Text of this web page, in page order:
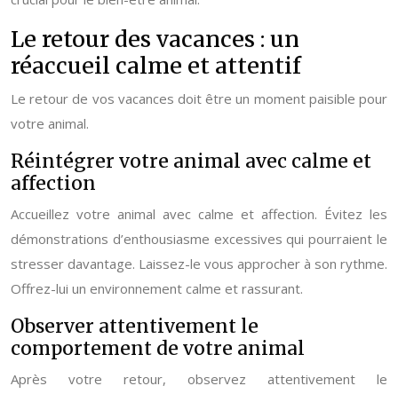
Le retour des vacances : un
réaccueil calme et attentif
Le retour de vos vacances doit être un moment paisible pour
votre animal.
Réintégrer votre animal avec calme et
affection
Accueillez votre animal avec calme et affection. Évitez les
démonstrations d’enthousiasme excessives qui pourraient le
stresser davantage. Laissez-le vous approcher à son rythme.
Offrez-lui un environnement calme et rassurant.
Observer attentivement le
comportement de votre animal
Après votre retour, observez attentivement le